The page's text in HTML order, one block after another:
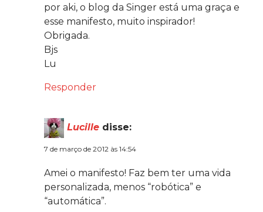
por aki, o blog da Singer está uma graça e
esse manifesto, muito inspirador!
Obrigada.
Bjs
Lu
Responder
Lucille disse:
7 de março de 2012 às 14:54
Amei o manifesto! Faz bem ter uma vida
personalizada, menos “robótica” e
“automática”.